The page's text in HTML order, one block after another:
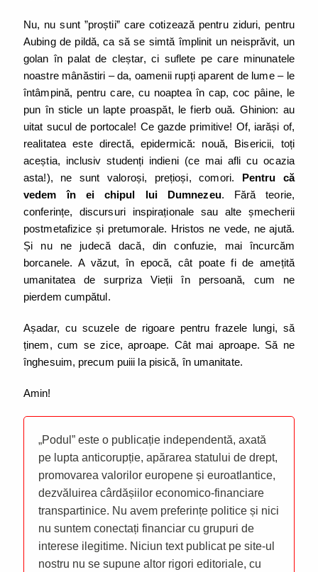
Nu, nu sunt ”proștii” care cotizează pentru ziduri, pentru
Aubing de pildă, ca să se simtă împlinit un neisprăvit, un
golan în palat de cleștar, ci suflete pe care minunatele
noastre mânăstiri – da, oamenii rupți aparent de lume – le
întâmpină, pentru care, cu noaptea în cap, coc pâine, le
pun în sticle un lapte proaspăt, le fierb ouă. Ghinion: au
uitat sucul de portocale! Ce gazde primitive! Of, iarăși of,
realitatea este directă, epidermică: nouă, Bisericii, toți
aceștia, inclusiv studenți indieni (ce mai afli cu ocazia
asta!), ne sunt valoroși, prețioși, comori. Pentru că
vedem în ei chipul lui Dumnezeu. Fără teorie,
conferințe, discursuri inspiraționale sau alte șmecherii
postmetafizice și pretumorale. Hristos ne vede, ne ajută.
Și nu ne judecă dacă, din confuzie, mai încurcăm
borcanele. A văzut, în epocă, cât poate fi de amețită
umanitatea de surpriza Vieții în persoană, cum ne
pierdem cumpătul.
Așadar, cu scuzele de rigoare pentru frazele lungi, să
ținem, cum se zice, aproape. Cât mai aproape. Să ne
înghesuim, precum puiii la pisică, în umanitate.
Amin!
„Podul” este o publicație independentă, axată
pe lupta anticorupție, apărarea statului de drept,
promovarea valorilor europene și euroatlantice,
dezvăluirea cârdășiilor economico-financiare
transpartinice. Nu avem preferințe politice și nici
nu suntem conectați financiar cu grupuri de
interese ilegitime. Niciun text publicat pe site-ul
nostru nu se supune altor rigori editoriale, cu